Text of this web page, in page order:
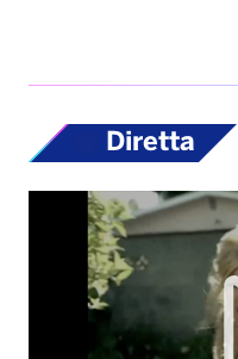
Diretta